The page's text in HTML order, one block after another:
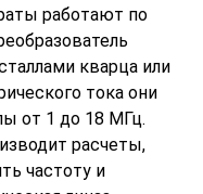
работают по
кварца или
тока они
от 1 до 18 МГц.
расчеты,
частоту и